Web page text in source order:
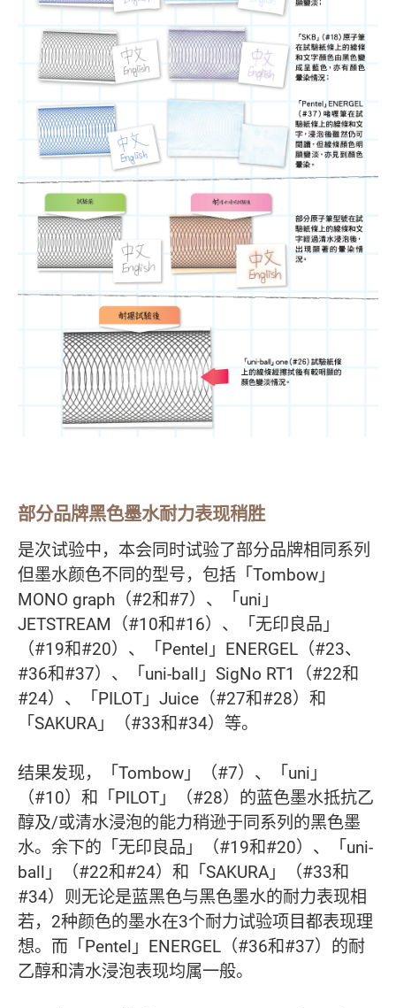
部分品牌黑色墨水耐力表现稍胜
是次试验中，本会同时试验了部分品牌相同系列
但墨水颜色不同的型号，包括「Tombow」
MONO graph（#2和#7）、「uni」
JETSTREAM（#10和#16）、「无印良品」
（#19和#20）、「Pentel」ENERGEL（#23、
#36和#37）、「uni-ball」SigNo RT1（#22和
#24）、「PILOT」Juice（#27和#28）和
「SAKURA」（#33和#34）等。
结果发现，「Tombow」（#7）、「uni」
（#10）和「PILOT」（#28）的蓝色墨水抵抗乙
醇及/或清水浸泡的能力稍逊于同系列的黑色墨
水。余下的「无印良品」（#19和#20）、「uni-
ball」（#22和#24）和「SAKURA」（#33和
#34）则无论是蓝黑色与黑色墨水的耐力表现相
若，2种颜色的墨水在3个耐力试验项目都表现理
想。而「Pentel」ENERGEL（#36和#37）的耐
乙醇和清水浸泡表现均属一般。